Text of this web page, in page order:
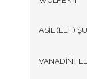
ASİL (ELİT)